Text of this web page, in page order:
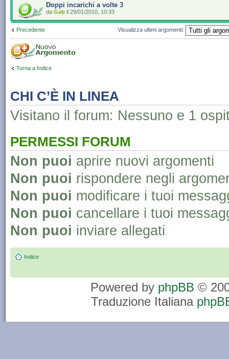
Doppi incarichi a volte 3
da Gab il 29/01/2010, 10:33
Precedente Visualizza ultimi argomenti:
Torna a Indice
CHI C’È IN LINEA
Visitano il forum: Nessuno e 1
PERMESSI FORUM
Non puoi aprire nuovi argomenti
Non puoi rispondere negli
Non puoi modificare i tuoi
Non puoi cancellare i tuoi
Non puoi inviare allegati
Indice
Powered by phpBB ©
Traduzione Italiana